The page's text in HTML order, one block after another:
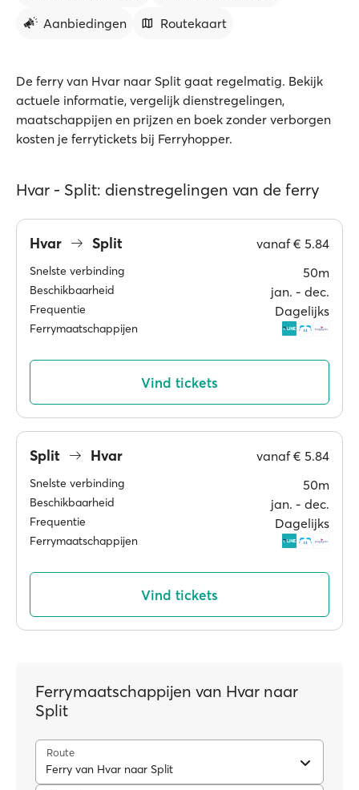
Aanbiedingen
Routekaart
De ferry van Hvar naar Split gaat regelmatig. Bekijk
actuele informatie, vergelijk dienstregelingen,
maatschappijen en prijzen en boek zonder verborgen
kosten je ferrytickets bij Ferryhopper.
Hvar - Split: dienstregelingen van de ferry
Hvar Split vanaf€ 5.84
Snelste verbinding 50m
Beschikbaarheid jan. ‐ dec.
Frequentie Dagelijks
Ferrymaatschappijen
Vind tickets
Split Hvar vanaf€ 5.84
Snelste verbinding 50m
Beschikbaarheid jan. ‐ dec.
Frequentie Dagelijks
Ferrymaatschappijen
Vind tickets
Ferrymaatschappijen van Hvar naar
Split
Route
Ferry van Hvar naar Split